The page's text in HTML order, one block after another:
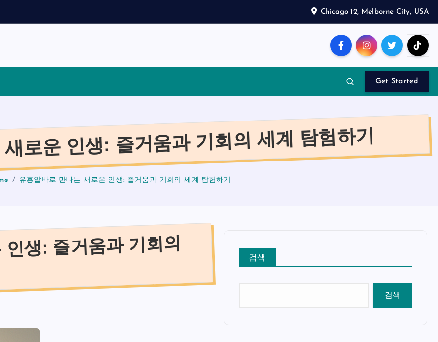
Chicago 12, Melborne City, USA
Get Started
로운 인생: 즐거움과 기회의 세계 탐험하기
유흥알바로 만나는 새로운 인생: 즐거움과 기회의 세계 탐험하기
생: 즐거움과 기회의 검색
검색